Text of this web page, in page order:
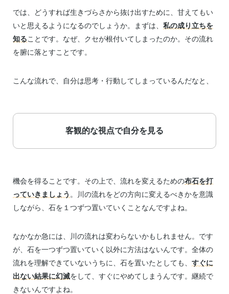
では、どうすれば生きづらさから抜け出すために、甘えてもい
いと思えるようになるのでしょうか。まずは、 私の成り立ちを
知ることです。なぜ、クセが根付いてしまったのか。その流れ
を腑に落とすことです。
こんな流れで、自分は思考・行動してしまっているんだなと、
客観的な視点で自分を見る
機会を得ることです。その上で、流れを変えるための布石を打
っていきましょう 。川の流れをどの方向に変えるべきかを意識
しながら、石を１つずつ置いていくことなんですよね。
なかなか急には、川の流れは変わらないかもしれません。です
が、石を一つずつ置いていく以外に方法はないんです。全体の
流れを理解できていないうちに、石を置いたとしても、 すぐに
出ない結果に幻滅をして、すぐにやめてしまうんです。継続で
きないんですよね。